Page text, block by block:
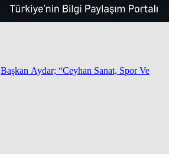
Başkan Aydar; “Ceyhan Sanat, Spor Ve